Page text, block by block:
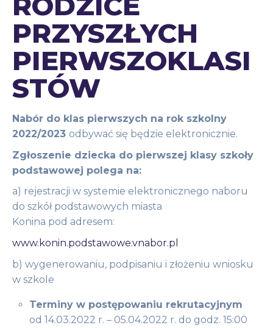
PRZYSZŁYCH
PIERWSZOKLASI
STÓW
Nabór do klas pierwszych na rok szkolny
2022/2023 odbywać się będzie elektronicznie.
Zgłoszenie dziecka do pierwszej klasy szkoły
podstawowej polega na:
a) rejestracji w systemie elektronicznego naboru
do szkół podstawowych miasta
Konina pod adresem:
www.konin.podstawowe.vnabor.pl
b) wygenerowaniu, podpisaniu i złożeniu wniosku
w szkole
Terminy w postępowaniu rekrutacyjnym
od 14.03.2022 r. – 05.04.2022 r. do godz. 15:00